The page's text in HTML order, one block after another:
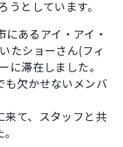
うとしています。
にあるアイ・アイ・
たショーさん(フィ
に滞在しました。
も欠かせないメンバ
来て、スタッフと共